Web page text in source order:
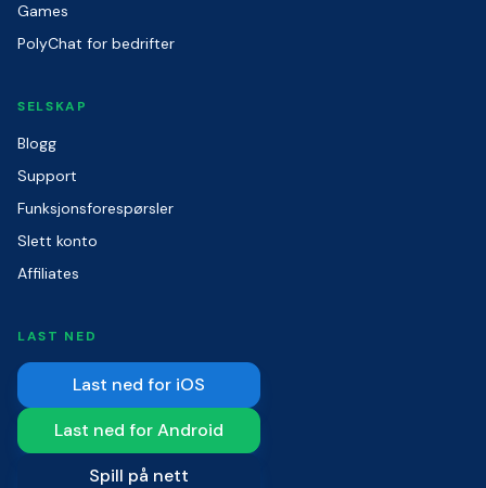
Games
PolyChat for bedrifter
SELSKAP
Blogg
Support
Funksjonsforespørsler
Slett konto
Affiliates
LAST NED
Last ned for iOS
Last ned for Android
Spill på nett